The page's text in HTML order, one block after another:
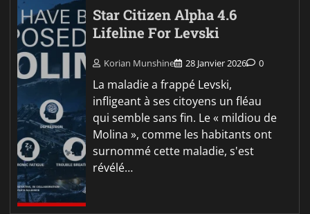
Star Citizen Alpha 4.6
Lifeline For Levski
Korian Munshine 28 Janvier 2026 0
La maladie a frappé Levski,
infligeant à ses citoyens un fléau
qui semble sans fin. Le « mildiou de
Molina », comme les habitants ont
surnommé cette maladie, s'est
révélé…